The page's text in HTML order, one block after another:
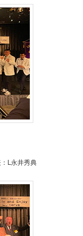
L永井秀典